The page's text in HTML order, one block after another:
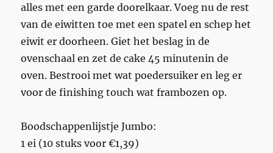
alles met een garde doorelkaar. Voeg nu de rest
van de eiwitten toe met een spatel en schep het
eiwit er doorheen. Giet het beslag in de
ovenschaal en zet de cake 45 minutenin de
oven. Bestrooi met wat poedersuiker en leg er
voor de finishing touch wat frambozen op.
Boodschappenlijstje Jumbo:
1 ei (10 stuks voor €1,39)